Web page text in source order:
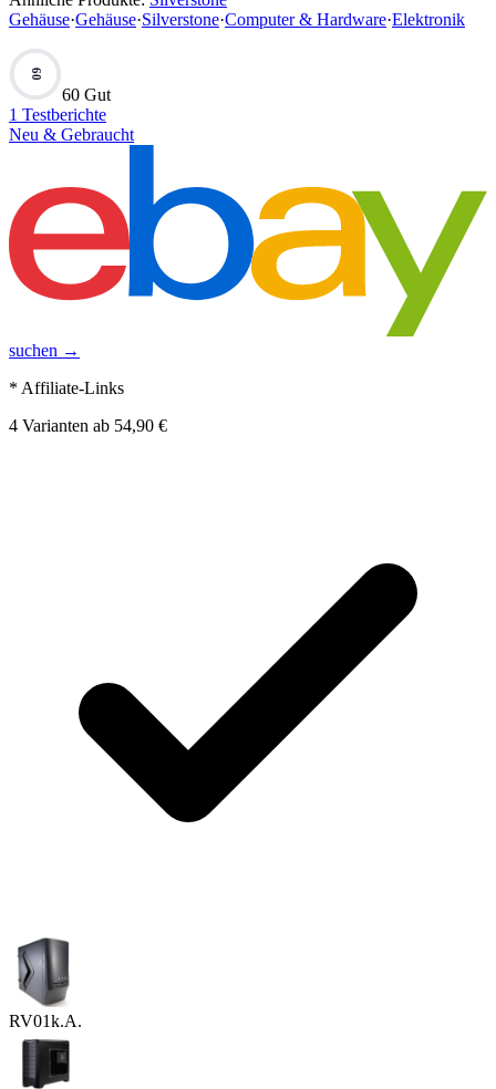
Gehäuse·Gehäuse·Silverstone·Computer & Hardware·Elektronik
60
60 Gut
1 Testberichte
Neu & Gebraucht
suchen →
* Affiliate-Links
4 Varianten ab 54,90 €
RV01k.A.